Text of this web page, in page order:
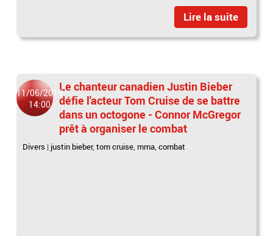
Lire la suite
11/06/2019
14:00
Le chanteur canadien Justin Bieber
défie l'acteur Tom Cruise de se battre
dans un octogone - Connor McGregor
prêt à organiser le combat
Divers | justin bieber,tom cruise, mma,combat